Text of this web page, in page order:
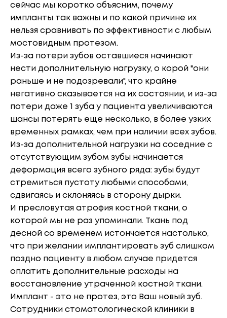
сейчас мы коротко объясним, почему
импланты так важны и по какой причине их
нельзя сравнивать по эффективности с любым
мостовидным протезом.
Из-за потери зубов оставшиеся начинают
нести дополнительную нагрузку, о корой "они
раньше и не подозревали", что крайне
негативно сказывается на их состоянии, и из-за
потери даже 1 зуба у пациента увеличиваются
шансы потерять еще несколько, в более узких
временных рамках, чем при наличии всех зубов.
Из-за дополнительной нагрузки на соседние с
отсутствующим зубом зубы начинается
деформация всего зубного ряда: зубы будут
стремиться пустоту любыми способами,
сдвигаясь и склоняясь в сторону дырки.
И пресловутая атрофия костной ткани, о
которой мы не раз упоминали. Ткань под
десной со временем истончается настолько,
что при желании имплантировать зуб слишком
поздно пациенту в любом случае придется
оплатить дополнительные расходы на
восстановление утраченной костной ткани.
Имплант - это не протез, это Ваш новый зуб.
Сотрудники стоматологической клиники в